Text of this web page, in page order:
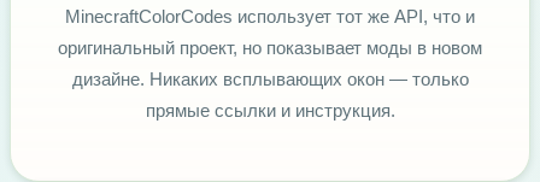
MinecraftColorCodes использует тот же API, что и
оригинальный проект, но показывает моды в новом
дизайне. Никаких всплывающих окон — только
прямые ссылки и инструкция.